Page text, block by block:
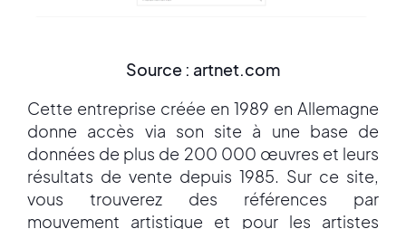
Source : artnet.com
Cette entreprise créée en 1989 en Allemagne
donne accès via son site à une base de
données de plus de 200 000 œuvres et leurs
résultats de vente depuis 1985. Sur ce site,
vous trouverez des références par
mouvement artistique et pour les artistes